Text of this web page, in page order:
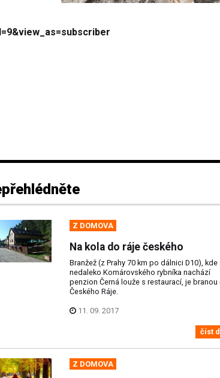
Z DOMOVA
Na kola do ráje českého
Branžež (z Prahy 70 km po dálnici D10), kde
nedaleko Komárovského rybníka nachází
penzion Černá louže s restaurací, je branou
Českého Ráje.
11. 09. 2017
číst
Z DOMOVA